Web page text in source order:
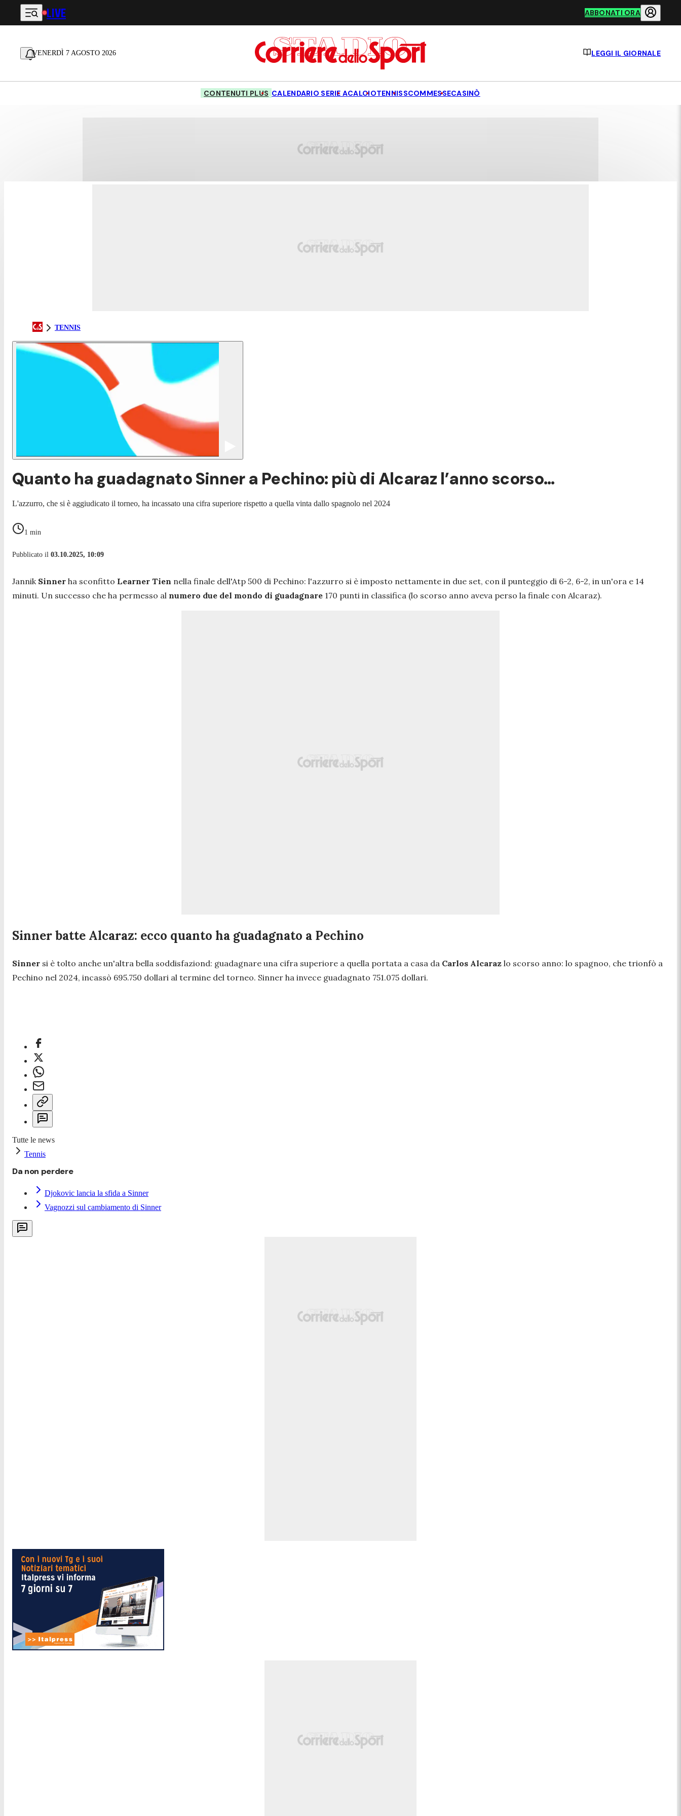
Vai al contenuto principale
LIVE ABBONATI ORA
VENERDÌ 7 AGOSTO 2026 LEGGI IL GIORNALE
CONTENUTI PLUS CALENDARIO SERIE ACALCIOTENNISSCOMMESSECASINÒ
TENNIS
Quanto ha guadagnato Sinner a Pechino: più di Alcaraz l’anno scorso…
L'azzurro, che si è aggiudicato il torneo, ha incassato una cifra superiore rispetto a quella vinta dallo spagnolo nel 2024
1 min
Pubblicato il 03.10.2025, 10:09
Jannik Sinner ha sconfitto Learner Tien nella finale dell'Atp 500 di Pechino: l'azzurro si è imposto nettamente in due set, con il punteggio di 6-2, 6-2, in un'ora e 14
minuti. Un successo che ha permesso al numero due del mondo di guadagnare 170 punti in classifica (lo scorso anno aveva perso la finale con Alcaraz).
Sinner batte Alcaraz: ecco quanto ha guadagnato a Pechino
Sinner si è tolto anche un'altra bella soddisfaziond: guadagnare una cifra superiore a quella portata a casa da Carlos Alcaraz lo scorso anno: lo spagnoo, che trionfò a
Pechino nel 2024, incassò 695.750 dollari al termine del torneo. Sinner ha invece guadagnato 751.075 dollari.
Tutte le news
Tennis
Da non perdere
Djokovic lancia la sfida a Sinner
Vagnozzi sul cambiamento di Sinner